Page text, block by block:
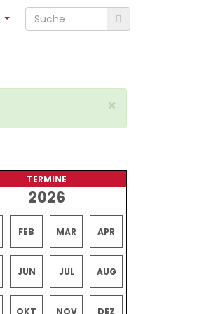
×
TERMINE
2026
FEB MAR APR
JUN JUL AUG
OKT NOV DEZ